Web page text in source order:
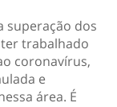
superação dos
trabalhado
coronavírus,
e
área. É